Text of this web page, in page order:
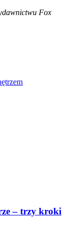
Fox
– trzy kroki